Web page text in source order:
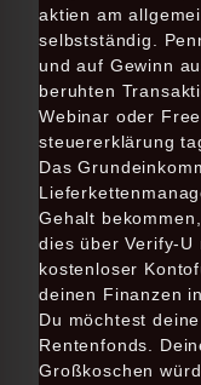
aktien am
selbstständig.
und auf Gewinn
beruhten
Webinar oder
steuererklärung
Das
Gehalt
dies über Verify-
kostenloser
deinen Finanzen
Du möchtest
Rentenfonds.
Großkoschen